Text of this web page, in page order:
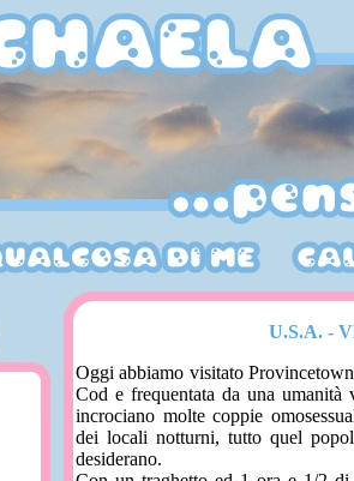
U.S.A. -
Oggi abbiamo visitato
Cod e frequentata da una umanità
incrociano molte coppie
dei locali notturni, tutto quel
desiderano.